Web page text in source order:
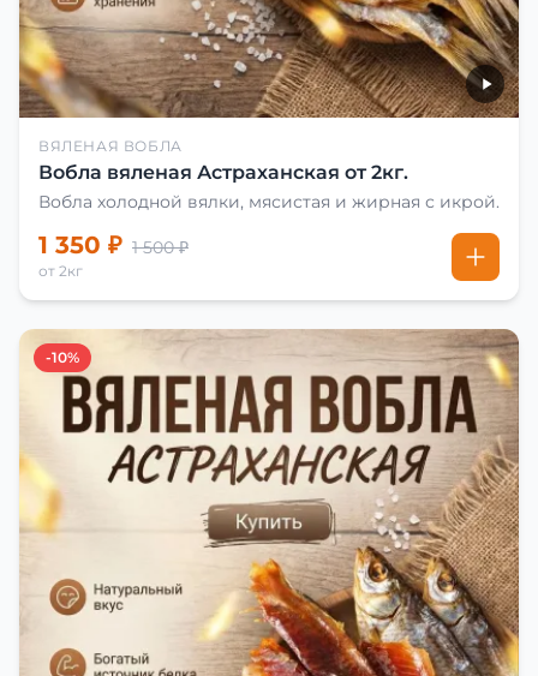
ВЯЛЕНАЯ ВОБЛА
Вобла вяленая Астраханская от 2кг.
Вобла холодной вялки, мясистая и жирная с икрой.
1 350 ₽ 1 500 ₽
от 2кг
-10%